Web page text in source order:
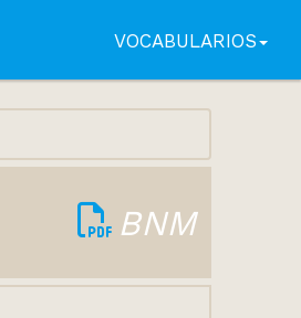
VOCABULARIOS
BNM